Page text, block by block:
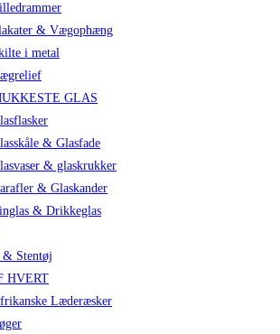
& Vægophæng
i metal
GLAS
& Glasfade
& glaskrukker
& Glaskander
& Drikkeglas
Stentøj
HVERT
Læderæsker